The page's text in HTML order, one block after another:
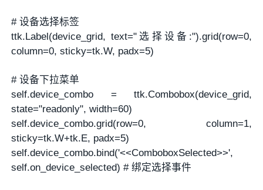
# 设备选择标签
ttk.Label(device_grid, text="选择设备:").grid(row=0,
column=0, sticky=tk.W, padx=5)
# 设备下拉菜单
self.device_combo = ttk.Combobox(device_grid,
state="readonly", width=60)
self.device_combo.grid(row=0, column=1,
sticky=tk.W+tk.E, padx=5)
self.device_combo.bind('<<ComboboxSelected>>',
self.on_device_selected) # 绑定选择事件